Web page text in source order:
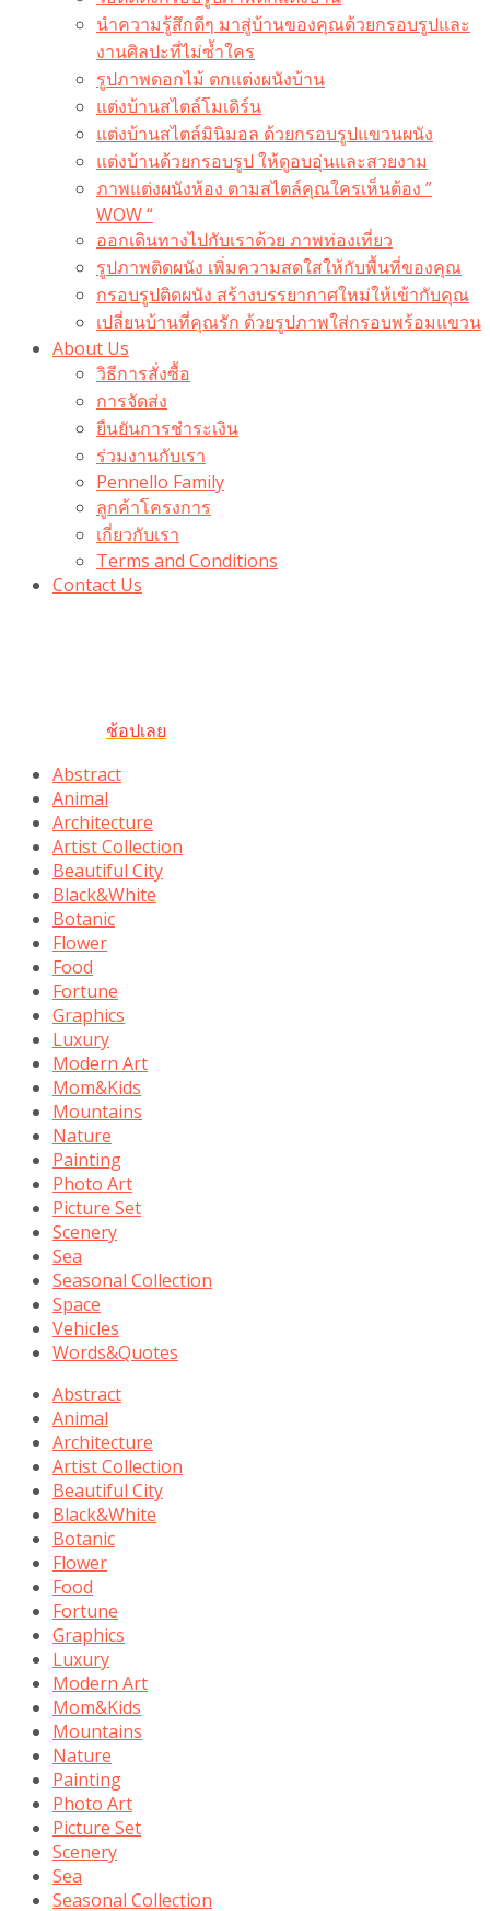
นำความรู้สึกดีๆ มาสู่บ้านของคุณด้วยกรอบรูปและ
งานศิลปะที่ไม่ซ้ำใคร
รูปภาพดอกไม้ ตกแต่งผนังบ้าน
แต่งบ้านสไตล์โมเดิร์น
แต่งบ้านสไตล์มินิมอล ด้วยกรอบรูปแขวนผนัง
แต่งบ้านด้วยกรอบรูป ให้ดูอบอุ่นและสวยงาม
ภาพแต่งผนังห้อง ตามสไตล์คุณใครเห็นต้อง ”
WOW “
ออกเดินทางไปกับเราด้วย ภาพท่องเที่ยว
รูปภาพติดผนัง เพิ่มความสดใสให้กับพื้นที่ของคุณ
กรอบรูปติดผนัง สร้างบรรยากาศใหม่ให้เข้ากับคุณ
เปลี่ยนบ้านที่คุณรัก ด้วยรูปภาพใส่กรอบพร้อมแขวน​
About Us
วิธีการสั่งซื้อ
การจัดส่ง
ยืนยันการชำระเงิน
ร่วมงานกับเรา
Pennello Family
ลูกค้าโครงการ
เกี่ยวกับเรา
Terms and Conditions
Contact Us
ช้อปเลย
Abstract
Animal
Architecture
Artist Collection
Beautiful City
Black&White
Botanic
Flower
Food
Fortune
Graphics
Luxury
Modern Art
Mom&Kids
Mountains
Nature
Painting
Photo Art
Picture Set
Scenery
Sea
Seasonal Collection
Space
Vehicles
Words&Quotes
Abstract
Animal
Architecture
Artist Collection
Beautiful City
Black&White
Botanic
Flower
Food
Fortune
Graphics
Luxury
Modern Art
Mom&Kids
Mountains
Nature
Painting
Photo Art
Picture Set
Scenery
Sea
Seasonal Collection